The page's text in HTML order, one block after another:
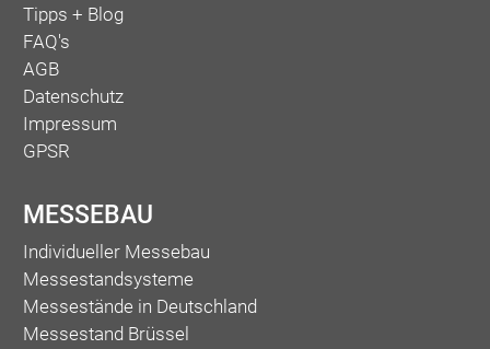
Tipps + Blog
FAQ's
AGB
Datenschutz
Impressum
GPSR
MESSEBAU
Individueller Messebau
Messestandsysteme
Messestände in Deutschland
Messestand Brüssel